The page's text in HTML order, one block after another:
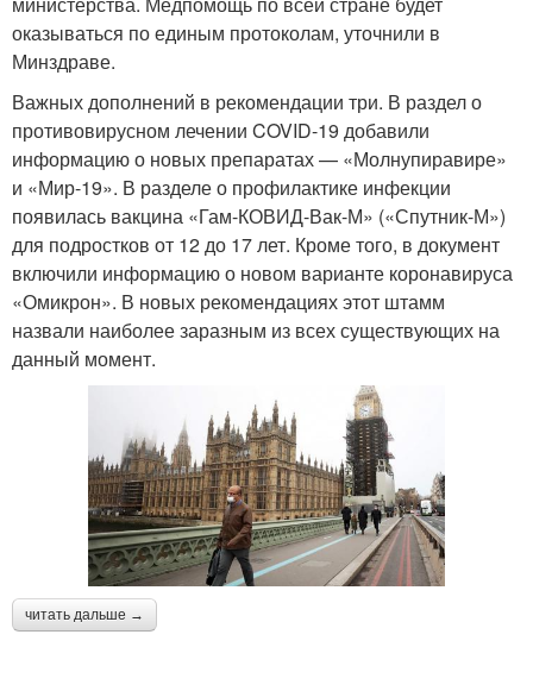
оказываться по единым протоколам, уточнили в
Минздраве.
Важных дополнений в рекомендации три. В раздел о
противовирусном лечении COVID-19 добавили
информацию о новых препаратах — «Молнупиравире»
и «Мир-19». В разделе о профилактике инфекции
появилась вакцина «Гам-КОВИД-Вак-М» («Спутник-М»)
для подростков от 12 до 17 лет. Кроме того, в документ
включили информацию о новом варианте коронавируса
«Омикрон». В новых рекомендациях этот штамм
назвали наиболее заразным из всех существующих на
данный момент.
читать дальше →